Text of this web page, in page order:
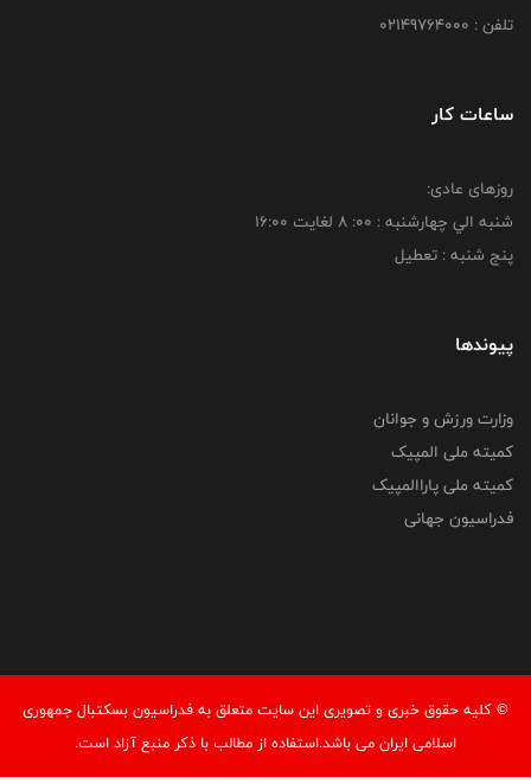
تلفن : 02149764000
ساعات کار
روزهای عادی:
شنبه الي چهارشنبه : 00: 8 لغايت 16:00
پنج شنبه : تعطیل
پیوندها
وزارت ورزش و جوانان
کمیته ملی المپیک
کمیته ملی پاراالمپیک
فدراسیون جهانی
© کليه حقوق خبری و تصويری اين سايت متعلق به فدراسیون بسکتبال جمهوری
اسلامی ایران می باشد.استفاده از مطالب با ذكر منبع آزاد است.